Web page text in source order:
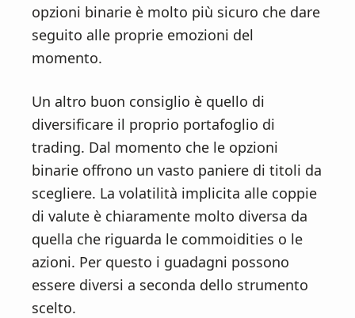
opzioni binarie è molto più sicuro che dare
seguito alle proprie emozioni del
momento.
Un altro buon consiglio è quello di
diversificare il proprio portafoglio di
trading. Dal momento che le opzioni
binarie offrono un vasto paniere di titoli da
scegliere. La volatilità implicita alle coppie
di valute è chiaramente molto diversa da
quella che riguarda le commoidities o le
azioni. Per questo i guadagni possono
essere diversi a seconda dello strumento
scelto.